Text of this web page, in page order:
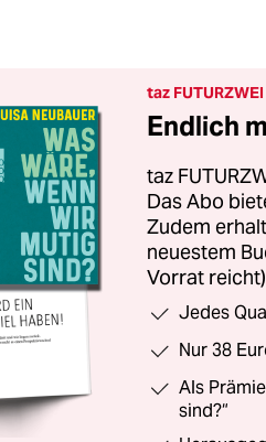
taz
Endlich
taz
Das Abo
Zudem
neuestem
Vorrat
Jedes
Nur 38
Als
sind?“